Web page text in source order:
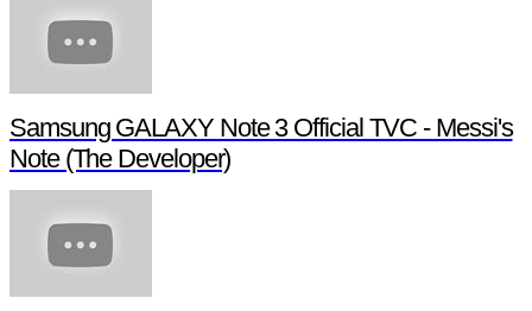
Samsung GALAXY Note 3 Official TVC - Messi's
Note (The Developer)